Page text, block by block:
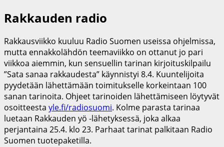
Rakkauden radio
Rakkausviikko kuuluu Radio Suomen useissa ohjelmissa,
mutta ennakkolähdön teemaviikko on ottanut jo pari
viikkoa aiemmin, kun sensuellin tarinan kirjoituskilpailu
”Sata sanaa rakkaudesta” käynnistyi 8.4. Kuuntelijoita
pyydetään lähettämään toimitukselle korkeintaan 100
sanan tarinoita. Ohjeet tarinoiden lähettämiseen löytyvät
osoitteesta yle.fi/radiosuomi. Kolme parasta tarinaa
luetaan Rakkauden yö -lähetyksessä, joka alkaa
perjantaina 25.4. klo 23. Parhaat tarinat palkitaan Radio
Suomen tuotepaketilla.